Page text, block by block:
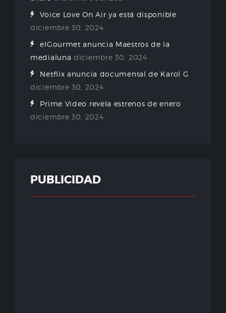
Voice Love On Air ya está disponible
diciembre 30, 2024
elGourmet anuncia Maestros de la
medialuna diciembre 30, 2024
Netflix anuncia documental de Karol G
diciembre 30, 2024
Prime Video revela estrenos de enero
diciembre 30, 2024
PUBLICIDAD